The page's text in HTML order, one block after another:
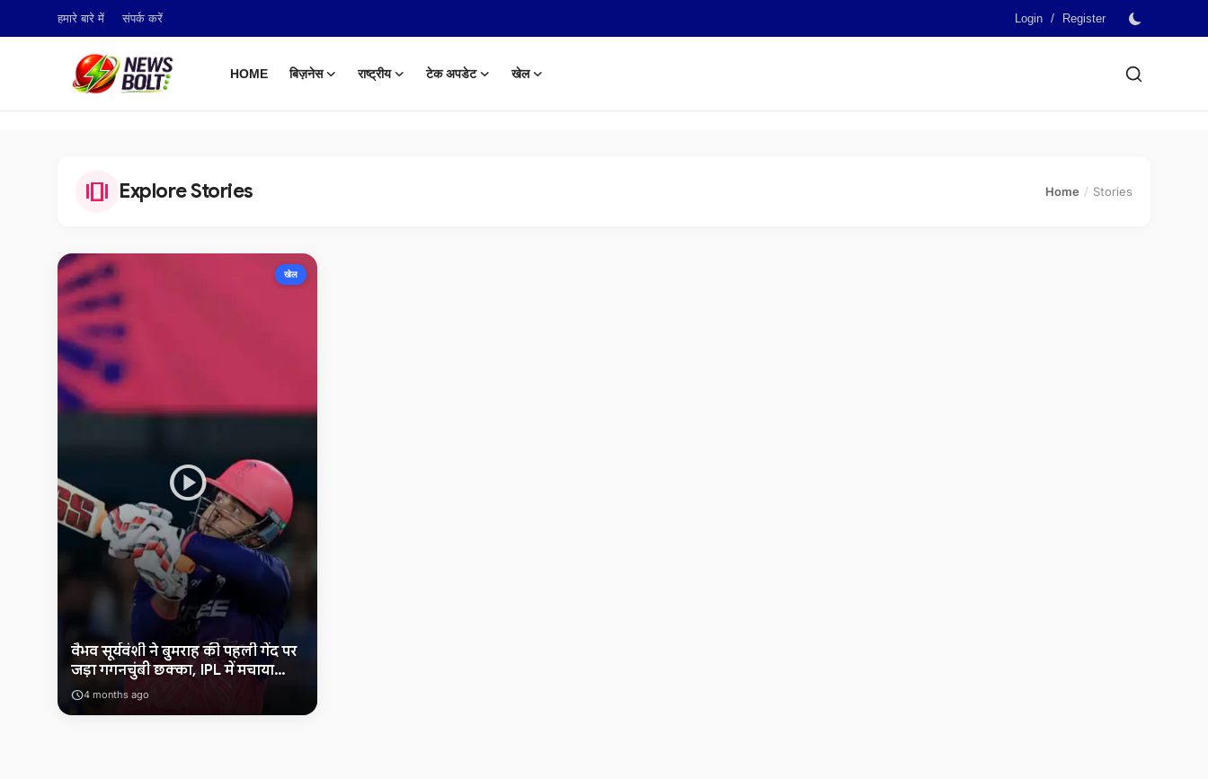
हमारे बारे में संपर्क करें Login / Register
HOME बिज़नेस राष्ट्रीय टेक अपडेट
खेल
Login
टेक अपडेट
हमारे बारे में
संपर्क करें
amp_stories Explore Stories Home Stories
खेल
play_circle
वैभव सूर्यवंशी ने बुमराह की पहली गेंद पर
जड़ा गगनचुंबी छक्का, IPL में मचाया
धमाल
schedule4 months ago